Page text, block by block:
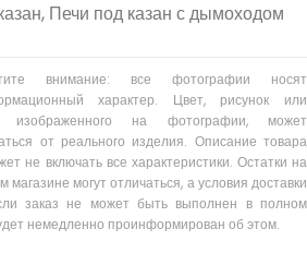
, Печи под казан с дымоходом
внимание: все фотографии носят
характер. Цвет, рисунок или
изображенного на фотографии, может
от реального изделия. Описание товара
не включать все характеристики. Остатки на
магазине могут отличаться, а условия доставки
заказ не может быть выполнен в полном
немедленно проинформирован об этом.